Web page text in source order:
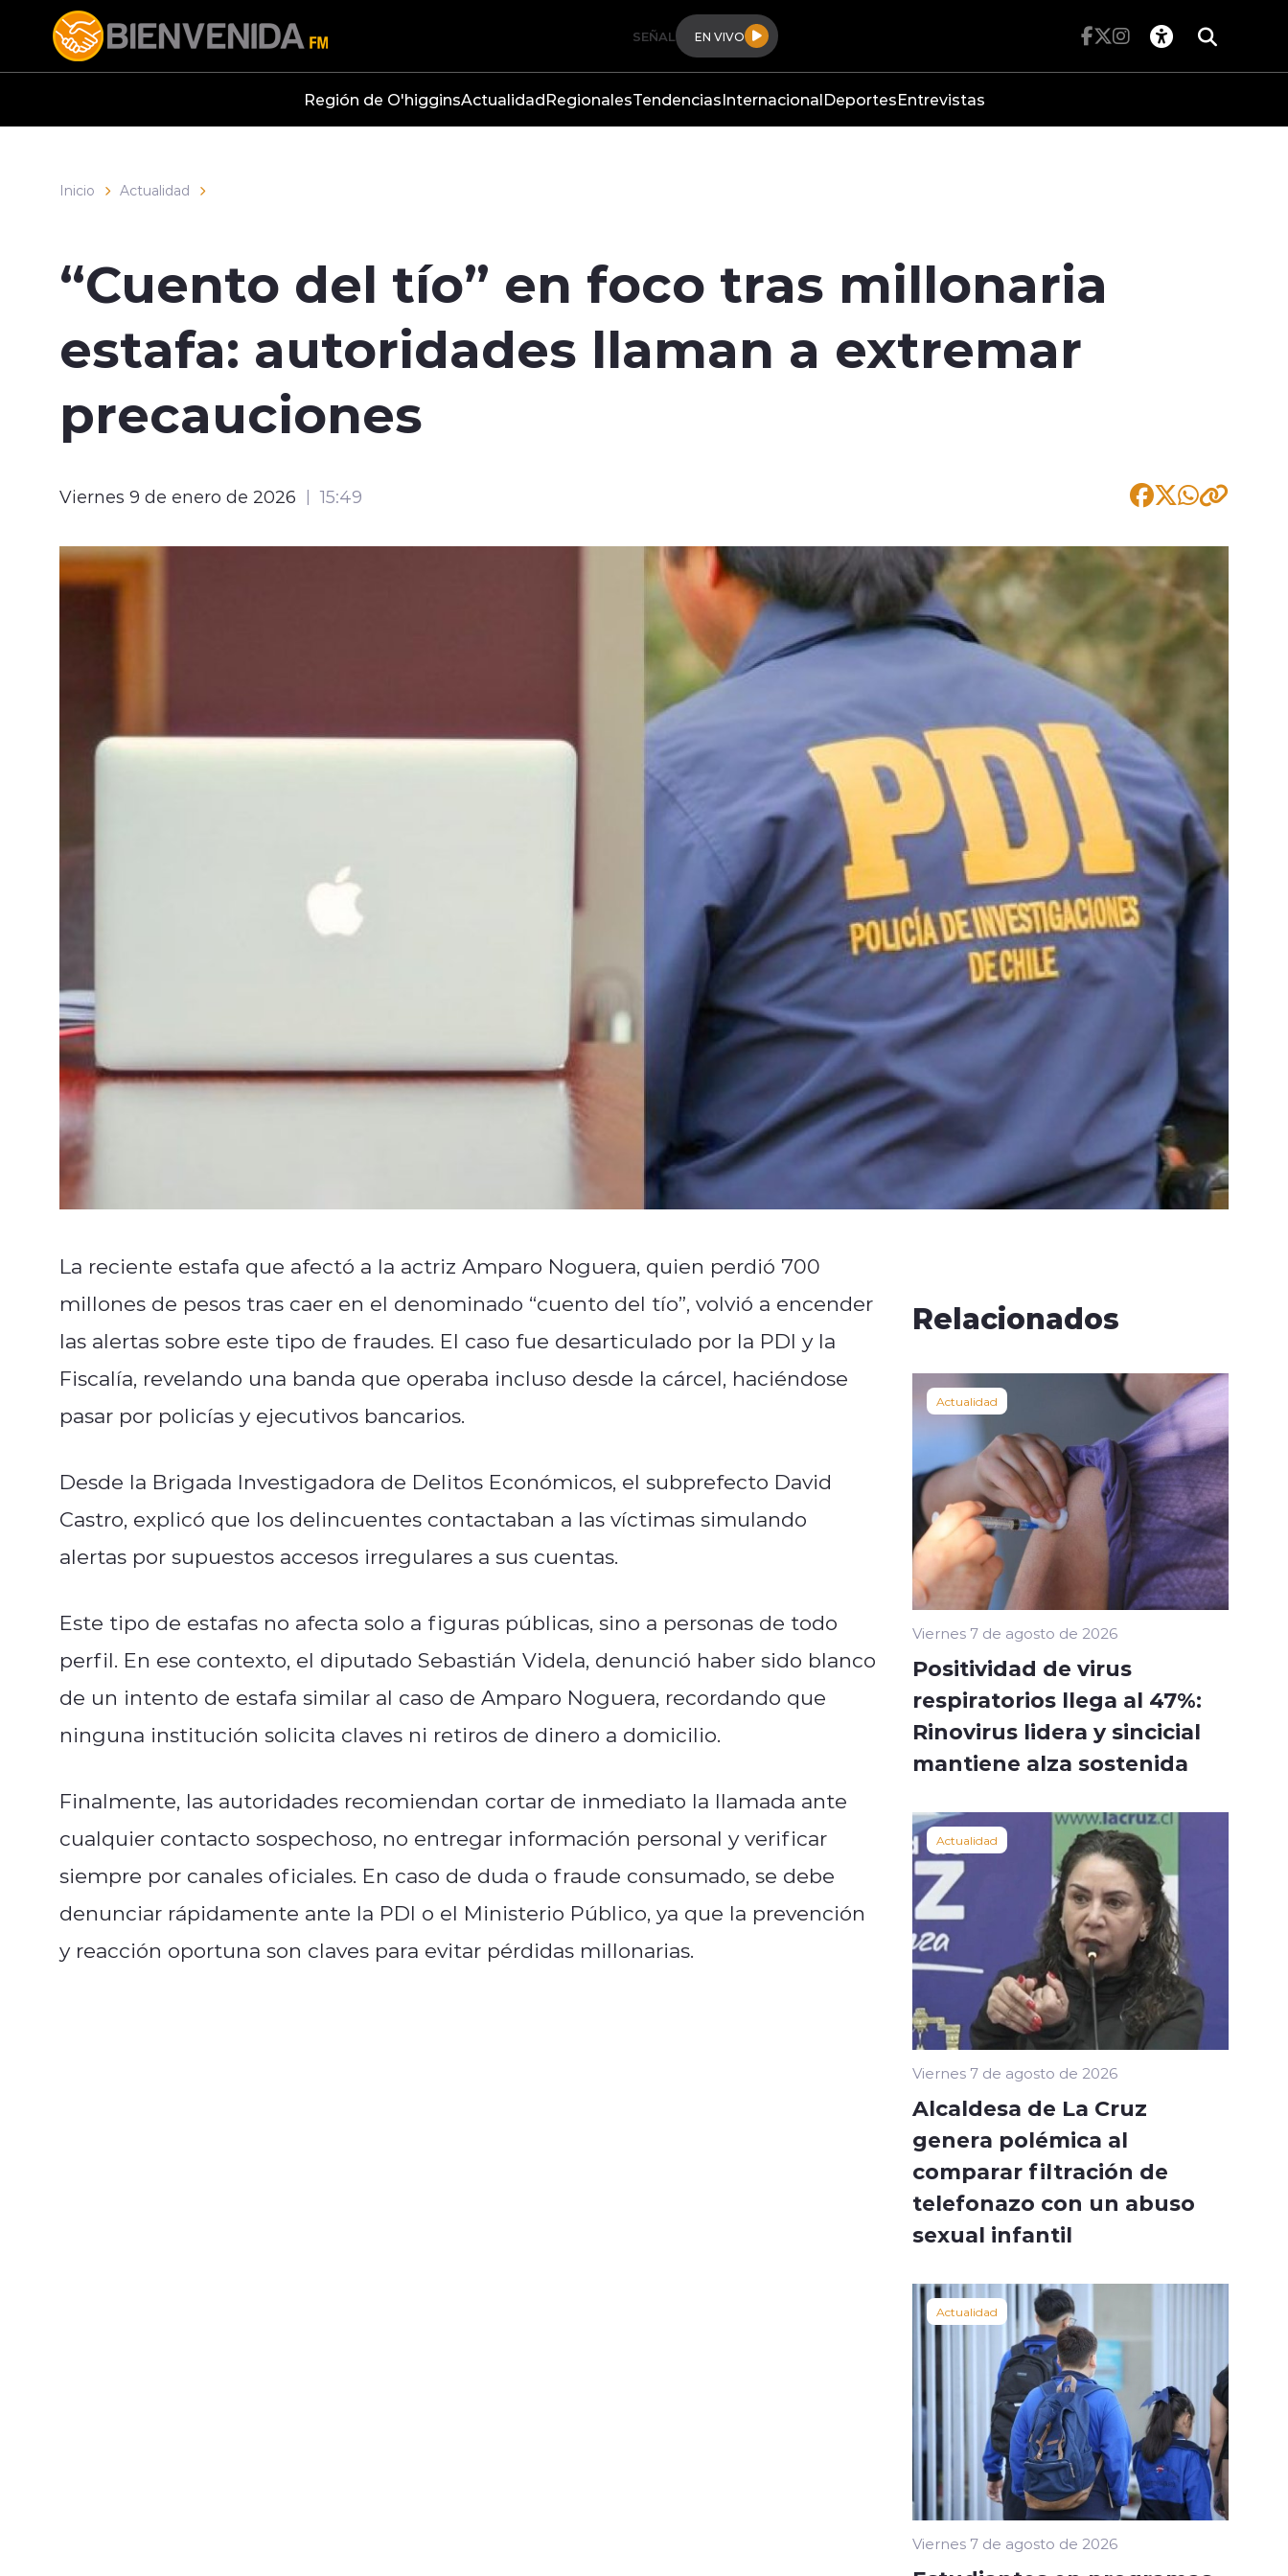
Click acá para ir directamente al contenido
SEÑAL EN VIVO
Región de O'higginsActualidadRegionalesTendenciasInternacionalDeportesEntrevistas
Inicio Actualidad
“Cuento del tío” en foco tras millonaria
estafa: autoridades llaman a extremar
precauciones
Viernes 9 de enero de 2026 15:49
La reciente estafa que afectó a la actriz Amparo Noguera, quien perdió 700
millones de pesos tras caer en el denominado “cuento del tío”, volvió a encender
las alertas sobre este tipo de fraudes. El caso fue desarticulado por la PDI y la
Fiscalía, revelando una banda que operaba incluso desde la cárcel, haciéndose
pasar por policías y ejecutivos bancarios.
Desde la Brigada Investigadora de Delitos Económicos, el subprefecto David
Castro, explicó que los delincuentes contactaban a las víctimas simulando
alertas por supuestos accesos irregulares a sus cuentas.
Este tipo de estafas no afecta solo a figuras públicas, sino a personas de todo
perfil. En ese contexto, el diputado Sebastián Videla, denunció haber sido blanco
de un intento de estafa similar al caso de Amparo Noguera, recordando que
ninguna institución solicita claves ni retiros de dinero a domicilio.
Finalmente, las autoridades recomiendan cortar de inmediato la llamada ante
cualquier contacto sospechoso, no entregar información personal y verificar
siempre por canales oficiales. En caso de duda o fraude consumado, se debe
denunciar rápidamente ante la PDI o el Ministerio Público, ya que la prevención
y reacción oportuna son claves para evitar pérdidas millonarias.
Relacionados
Actualidad
Viernes 7 de agosto de 2026
Positividad de virus
respiratorios llega al 47%:
Rinovirus lidera y sincicial
mantiene alza sostenida
Actualidad
Viernes 7 de agosto de 2026
Alcaldesa de La Cruz
genera polémica al
comparar filtración de
telefonazo con un abuso
sexual infantil
Actualidad
Viernes 7 de agosto de 2026